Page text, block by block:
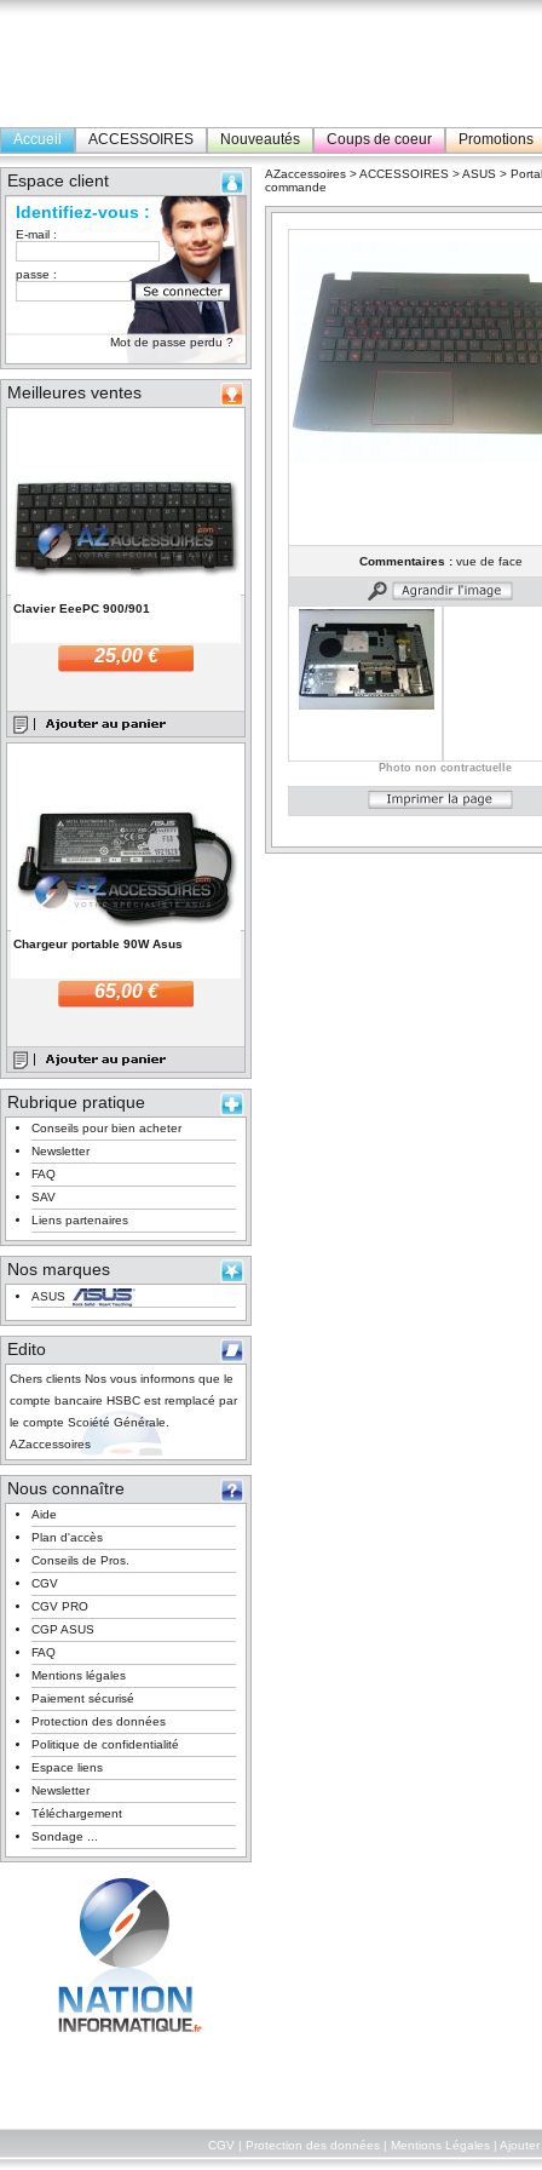
Accueil ACCESSOIRES Nouveautés Coups de coeur Promotions
Espace client
Identifiez-vous :
E-mail :
passe :
Mot de passe perdu ?
Meilleures ventes
Clavier EeePC 900/901
25,00 €
Chargeur portable 90W Asus
65,00 €
Rubrique pratique
Conseils pour bien acheter
Newsletter
FAQ
SAV
Liens partenaires
Nos marques
ASUS
Edito
Chers clients Nos vous informons que le
compte bancaire HSBC est remplacé par
le compte Scoiété Générale.
AZaccessoires
Nous connaître
Aide
Plan d'accès
Conseils de Pros.
CGV
CGV PRO
CGP ASUS
FAQ
Mentions légales
Paiement sécurisé
Protection des données
Politique de confidentialité
Espace liens
Newsletter
Téléchargement
Sondage ...
AZaccessoires >ACCESSOIRES >ASUS >
commande
Commentaires :vue de face
Photo non contractuelle
CGV Protection des données| Mentions Légales| Ajouter